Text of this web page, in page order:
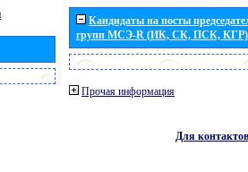
Кандидаты на посты
групп МСЭ-R (ИК, СК, ПСК, КГР)
Прочая информация
Для контактов